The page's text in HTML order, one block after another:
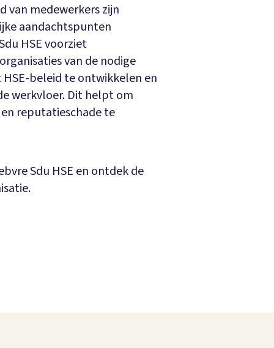
van medewerkers zijn
aandachtspunten
HSE voorziet
van de nodige
beleid te ontwikkelen en
werkvloer. Dit helpt om
reputatieschade te
Sdu HSE en ontdek de